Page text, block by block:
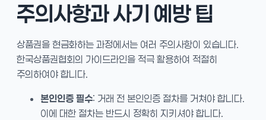
주의사항과 사기 예방 팁
상품권을 현금화하는 과정에서는 여러 주의사항이 있습니다.
한국상품권협회의 가이드라인을 적극 활용하여 적절히
주의하여야 합니다.
본인인증 필수: 거래 전 본인인증 절차를 거쳐야 합니다.
이에 대한 절차는 반드시 정확히 지키셔야 합니다.